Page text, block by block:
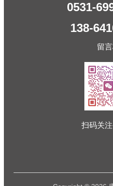
0531-
138-
留
扫码关